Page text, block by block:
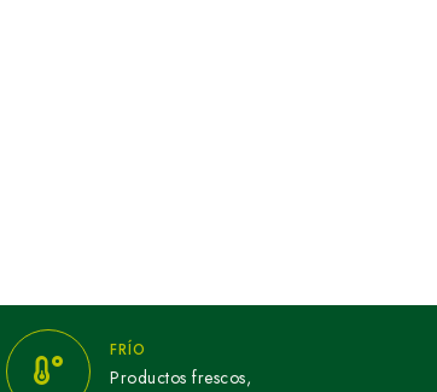
FRÍO
Productos frescos,